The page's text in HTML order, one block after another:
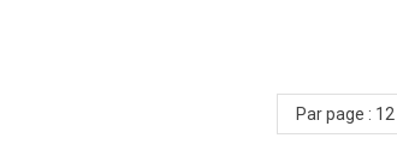
Par page : 12